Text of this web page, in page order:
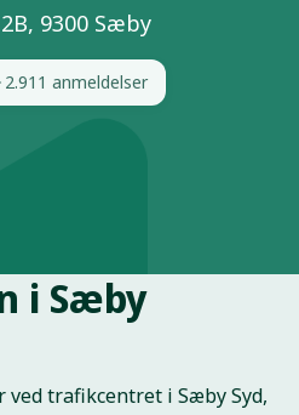
9300 Sæby
· 2.911 anmeldelser
i Sæby
ved trafikcentret i Sæby Syd,